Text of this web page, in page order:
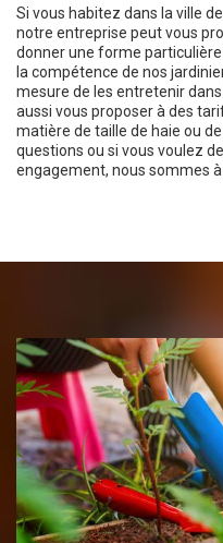
Si vous habitez dans la ville
notre entreprise peut vous
donner une forme
la compétence de nos
mesure de les entretenir
aussi vous proposer à des
matière de taille de haie ou
questions ou si vous voulez
engagement, nous sommes